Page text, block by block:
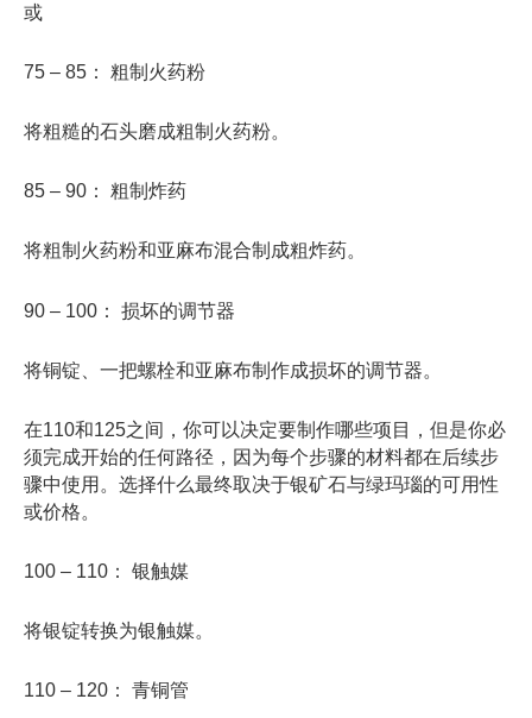
或
75 – 85： 粗制火药粉
将粗糙的石头磨成粗制火药粉。
85 – 90： 粗制炸药
将粗制火药粉和亚麻布混合制成粗炸药。
90 – 100： 损坏的调节器
将铜锭、一把螺栓和亚麻布制作成损坏的调节器。
在110和125之间，你可以决定要制作哪些项目，但是你必
须完成开始的任何路径，因为每个步骤的材料都在后续步
骤中使用。选择什么最终取决于银矿石与绿玛瑙的可用性
或价格。
100 – 110： 银触媒
将银锭转换为银触媒。
110 – 120： 青铜管